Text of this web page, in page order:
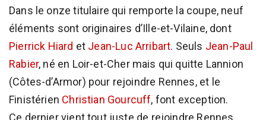
Dans le onze titulaire qui remporte la coupe, neuf
éléments sont originaires d’Ille-et-Vilaine, dont
Pierrick Hiard et Jean-Luc Arribart. Seuls Jean-Paul
Rabier, né en Loir-et-Cher mais qui quitte Lannion
(Côtes-d’Armor) pour rejoindre Rennes, et le
Finistérien Christian Gourcuff, font exception.